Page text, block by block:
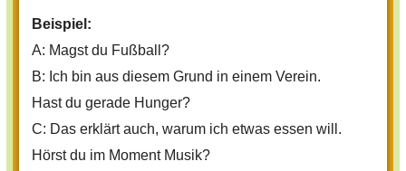
Beispiel:
A: Magst du Fußball?
B: Ich bin aus diesem Grund in einem Verein.
Hast du gerade Hunger?
C: Das erklärt auch, warum ich etwas essen will.
Hörst du im Moment Musik?